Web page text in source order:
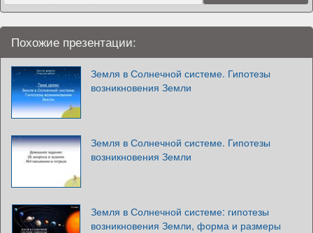
Похожие презентации:
Земля в Солнечной системе. Гипотезы
возникновения Земли
Земля в Солнечной системе. Гипотезы
возникновения Земли
Земля в Солнечной системе: гипотезы
возникновения Земли, форма и размеры